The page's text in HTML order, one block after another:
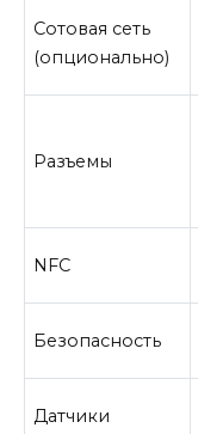
Сотовая сеть
(опционально)
Разъемы
NFC
Безопасность
Датчики